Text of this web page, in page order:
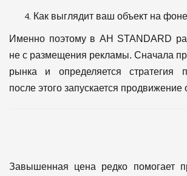
Как выглядит ваш объект на
Именно поэтому в АН STANDARD
не с размещения рекламы. Сначала
рынка и определяется стратегия
после этого запускается продвижение
Завышенная цена редко помогает